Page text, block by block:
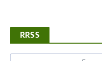
RRSS